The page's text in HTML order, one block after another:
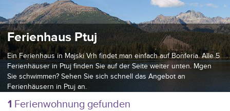
Ferienhaus Ptuj
Ein Ferienhaus in Majski Vrh findet man einfach auf Bonferia. Alle 5
Ferienhäuser in Ptuj finden Sie auf der Seite weiter unten. Mgen
Sie schwimmen? Sehen Sie sich schnell das Angebot an
Ferienhäusern in Ptuj an.
1 Ferienwohnung gefunden